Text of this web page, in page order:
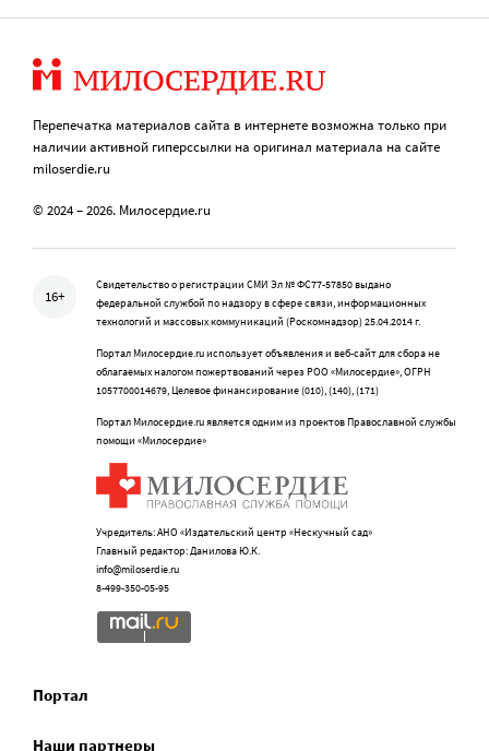
Перепечатка материалов сайта в интернете возможна только при
наличии активной гиперссылки на оригинал материала на сайте
miloserdie.ru
© 2024 – 2026. Милосердие.ru
16+
Свидетельство о регистрации СМИ Эл № ФС77-57850 выдано
федеральной службой по надзору в сфере связи, информационных
технологий и массовых коммуникаций (Роскомнадзор) 25.04.2014 г.
Портал Милосердие.ru использует объявления и веб-сайт для сбора не
облагаемых налогом пожертвований через РОО «Милосердие», ОГРН
1057700014679, Целевое финансирование (010), (140), (171)
Портал Милосердие.ru является одним из проектов Православной службы
помощи «Милосердие»
Учредитель: АНО «Издательский центр «Нескучный сад»
Главный редактор: Данилова Ю.К.
info@miloserdie.ru
8-499-350-05-95
Портал
Наши партнеры